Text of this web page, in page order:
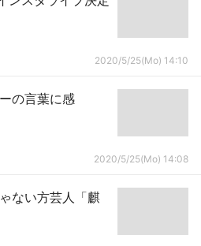
2020/5/25(Mo) 14:10
の言葉に感
2020/5/25(Mo) 14:08
ない方芸人「麒